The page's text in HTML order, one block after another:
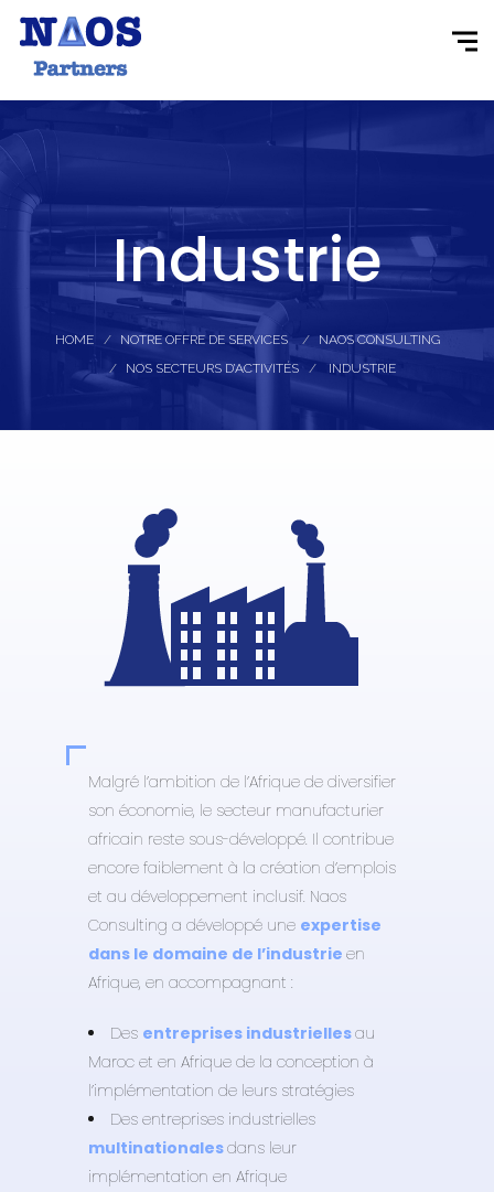
Industrie
HOME NOTRE OFFRE DE SERVICES
NAOS CONSULTING
NOS SECTEURS D’ACTIVITÉS
INDUSTRIE
Malgré l’ambition de l’Afrique de diversifier
son économie, le secteur manufacturier
africain reste sous-développé. Il contribue
encore faiblement à la création d’emplois
et au développement inclusif. Naos
Consulting a développé une expertise
dans le domaine de l’industrie en
Afrique, en accompagnant :
Des entreprises industriellesau
Maroc et en Afrique de la conception à
l’implémentation de leurs stratégies
Des entreprises industrielles
multinationalesdans leur
implémentation en Afrique